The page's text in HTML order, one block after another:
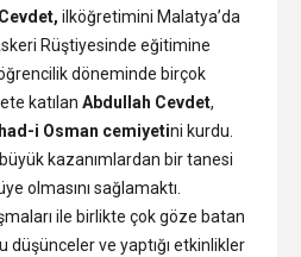
ilköğretimini Malatya’da
Rüştiyesinde eğitimine
döneminde birçok
katılan Abdullah Cevdet,
i Osman cemiyetini kurdu.
kazanımlardan bir tanesi
olmasını sağlamaktı.
ile birlikte çok göze batan
düşünceler ve yaptığı etkinlikler